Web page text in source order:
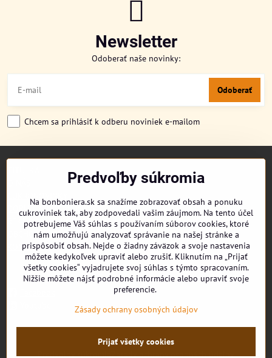
Newsletter
Odoberať naše novinky:
Odoberať
Chcem sa prihlásiť k odberu noviniek e-mailom
DORUČENIE OBJEDNÁVKY
REKLAMAČNÉ PODMIENKY
OBCHODNÉ PODMIENKY
KONTAKT
©2026Copyright
Predvoľby súkromiaZásady ochrany osobných údajov
Predvoľby súkromia
Na bonboniera.sk sa snažíme zobrazovať obsah a ponuku
cukroviniek tak, aby zodpovedali vašim záujmom. Na tento účel
potrebujeme Váš súhlas s používaním súborov cookies, ktoré
nám umožňujú analyzovať správanie na našej stránke a
prispôsobiť obsah. Nejde o žiadny záväzok a svoje nastavenia
môžete kedykoľvek upraviť alebo zrušiť. Kliknutím na „Prijať
všetky cookies“ vyjadrujete svoj súhlas s týmto spracovaním.
Nižšie môžete nájsť podrobné informácie alebo upraviť svoje
preferencie.
Zásady ochrany osobných údajov
Prijať všetky cookies